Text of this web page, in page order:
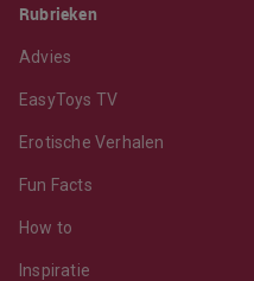
Rubrieken
Advies
EasyToys TV
Erotische Verhalen
Fun Facts
How to
Inspiratie